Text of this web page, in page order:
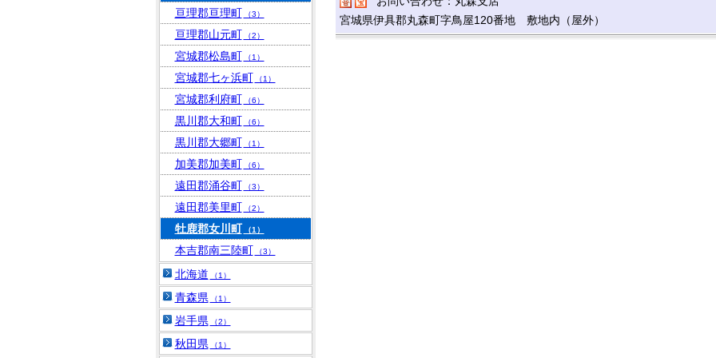
宮城県伊具郡丸森町字鳥屋120番地 敷地内（屋外）
亘理郡亘理町 （3）
亘理郡山元町 （2）
宮城郡松島町 （1）
宮城郡七ヶ浜町 （1）
宮城郡利府町 （6）
黒川郡大和町 （6）
黒川郡大郷町 （1）
加美郡加美町 （6）
遠田郡涌谷町 （3）
遠田郡美里町 （2）
牡鹿郡女川町 （1）
本吉郡南三陸町 （3）
北海道 （1）
青森県 （1）
岩手県 （2）
秋田県 （1）